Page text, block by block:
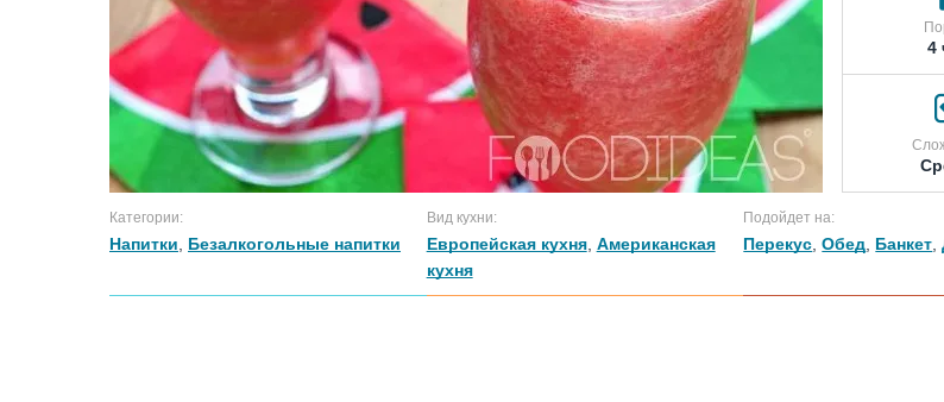
4
Категории:
Напитки Безалкогольные напитки
Вид кухни:
Европейская кухня, Американская
кухня
Подойдет на:
Перекус ,Обед Банкет ,